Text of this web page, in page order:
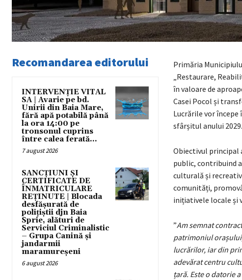
Recomandarea editorului
INTERVENȚIE VITAL
SA | Avarie pe bd.
Unirii din Baia Mare,
fără apă potabilă până
la ora 14:00 pe
tronsonul cuprins
între calea ferată...
7 august 2026
SANCȚIUNI ȘI
CERTIFICATE DE
ÎNMATRICULARE
REȚINUTE | Blocada
desfășurată de
polițiștii djn Baia
Sprie, alături de
Serviciul Criminalistic
– Grupa Canină și
jandarmii
maramureșeni
6 august 2026
Primăria
„Restaurare,
în valoare de
Casei Pocol și
Lucrările vor
sfârșitul anului 2029.
Obiectivul principal
public, contribuind
culturală și
comunități,
inițiativele locale și
”Am semnat
patrimoniul
lucrărilor, iar din
adevărat centru
țară. Este o datorie